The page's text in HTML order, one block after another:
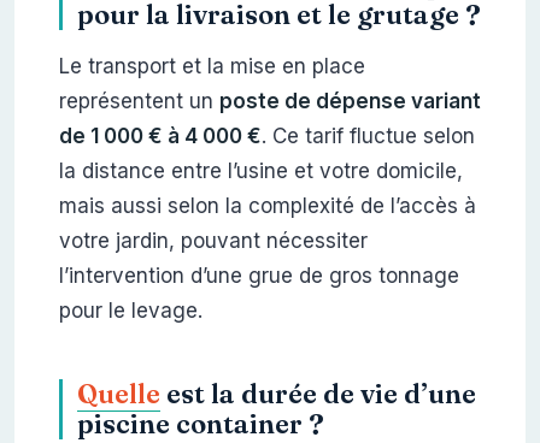
pour la livraison et le grutage ?
Le transport et la mise en place
représentent un poste de dépense variant
de 1 000 € à 4 000 €. Ce tarif fluctue selon
la distance entre l’usine et votre domicile,
mais aussi selon la complexité de l’accès à
votre jardin, pouvant nécessiter
l’intervention d’une grue de gros tonnage
pour le levage.
Quelle est la durée de vie d’une
piscine container ?